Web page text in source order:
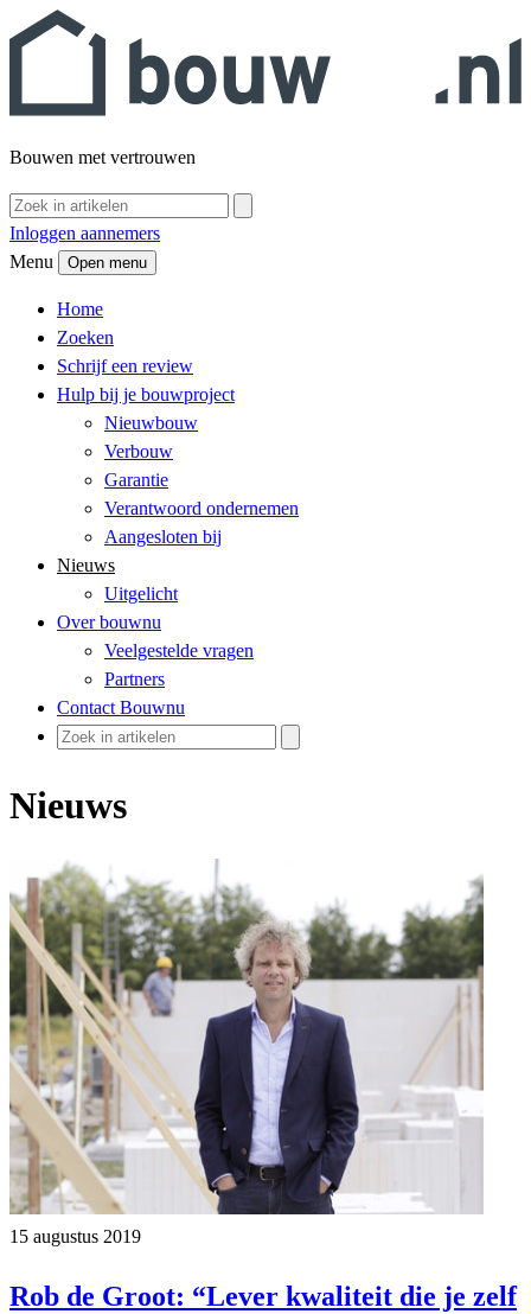
Bouwen met vertrouwen
Inloggen aannemers
Menu
Open menu
Home
Zoeken
Schrijf een review
Hulp bij je bouwproject
Nieuwbouw
Verbouw
Garantie
Verantwoord ondernemen
Aangesloten bij
Nieuws
Uitgelicht
Over bouwnu
Veelgestelde vragen
Partners
Contact Bouwnu
Nieuws
15 augustus 2019
Rob de Groot: “Lever kwaliteit die je zelf